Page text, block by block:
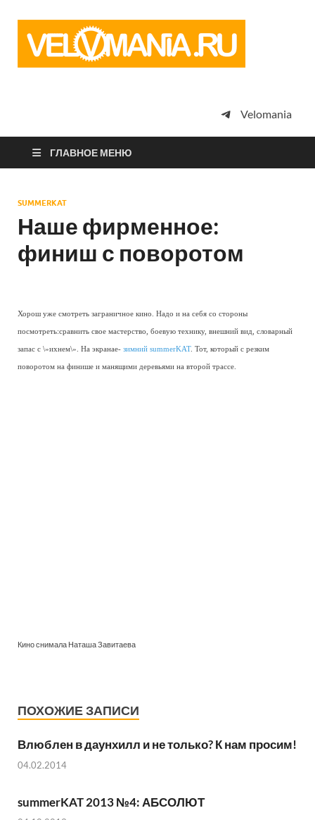
просто
Velomania
ГЛАВНОЕ МЕНЮ
SUMMERKAT
Наше фирменное:
финиш с поворотом
Хорош уже смотреть заграничное кино. Надо и на себя со стороны
посмотреть:сравнить свое мастерство, боевую технику, внешний вид, словарный
запас с \»ихнем\». На экранае- зимний summerKAT. Тот, который с резким
поворотом на финише и манящими деревьями на второй трассе.
Кино снимала Наташа Завитаева
ПОХОЖИЕ ЗАПИСИ
Влюблен в даунхилл и не только? К нам просим!
04.02.2014
summerKAT 2013 №4: АБСОЛЮТ